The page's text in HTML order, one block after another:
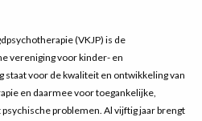
(VKJP) is de
vereniging voor kinder- en
voor de kwaliteit en ontwikkeling van
en daarmee voor toegankelijke,
problemen. Al vijftig jaar brengt